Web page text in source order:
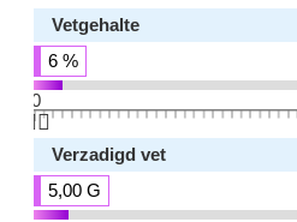
Vetgehalte
6 %
0
👆🏻
Verzadigd vet
5,00 G